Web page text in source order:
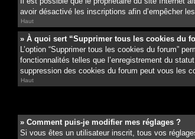
avoir désactivé les inscriptions afin d’empêcher
Haut
» À quoi sert “Supprimer tous les cookies du
L’option “Supprimer tous les cookies du forum”
fonctionnalités telles que l’enregistrement du
suppression des cookies du forum peut vous les
Haut
» Comment puis-je modifier mes réglages ?
Si vous êtes un utilisateur inscrit, tous vos